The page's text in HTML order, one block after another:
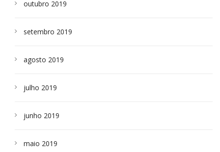
outubro 2019
setembro 2019
agosto 2019
julho 2019
junho 2019
maio 2019